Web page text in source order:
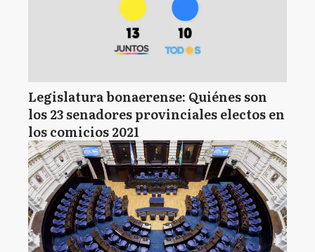
Legislatura bonaerense: Quiénes son
los 23 senadores provinciales electos en
los comicios 2021